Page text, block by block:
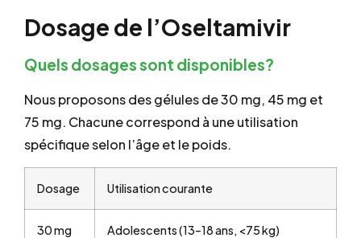
Dosage de l’Oseltamivir
Quels dosages sont disponibles?
Nous proposons des gélules de 30 mg, 45 mg et
75 mg. Chacune correspond à une utilisation
spécifique selon l’âge et le poids.
Dosage Utilisation courante
30 mg Adolescents (13–18 ans, <75 kg)